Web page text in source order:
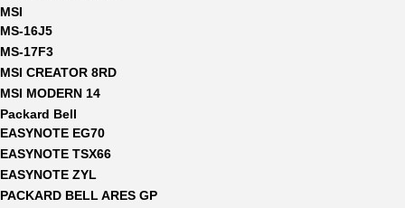
MSI
MS-16J5
MS-17F3
MSI CREATOR 8RD
MSI MODERN 14
Packard Bell
EASYNOTE EG70
EASYNOTE TSX66
EASYNOTE ZYL
PACKARD BELL ARES GP